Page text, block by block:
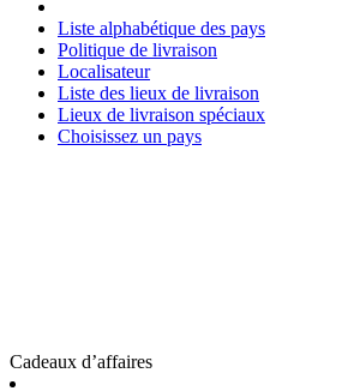
Liste alphabétique des pays
Politique de livraison
Localisateur
Liste des lieux de livraison
Lieux de livraison spéciaux
Choisissez un pays
Cadeaux d’affaires